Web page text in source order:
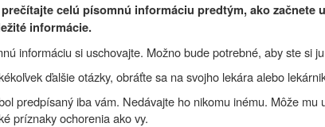
celú písomnú informáciu predtým, ako začnete
informácie.
informáciu si uschovajte. Možno bude potrebné, aby ste si
ďalšie otázky, obráťte sa na svojho lekára alebo
predpísaný iba vám. Nedávajte ho nikomu inému. Môže mu
príznaky ochorenia ako vy.